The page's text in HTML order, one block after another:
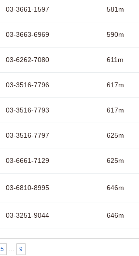
03-3661-1597 581m
03-3663-6969 590m
03-6262-7080 611m
03-3516-7796 617m
03-3516-7793 617m
03-3516-7797 625m
03-6661-7129 625m
03-6810-8995 646m
03-3251-9044 646m
5 … 9